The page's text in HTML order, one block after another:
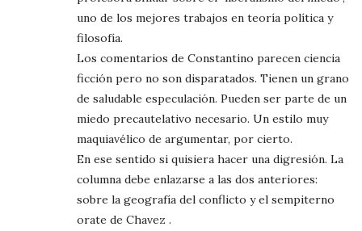
uno de los mejores trabajos en teoría política y
filosofía.
Los comentarios de Constantino parecen ciencia
ficción pero no son disparatados. Tienen un grano
de saludable especulación. Pueden ser parte de un
miedo precautelativo necesario. Un estilo muy
maquiavélico de argumentar, por cierto.
En ese sentido si quisiera hacer una digresión. La
columna debe enlazarse a las dos anteriores:
sobre la geografía del conflicto y el sempiterno
orate de Chavez .